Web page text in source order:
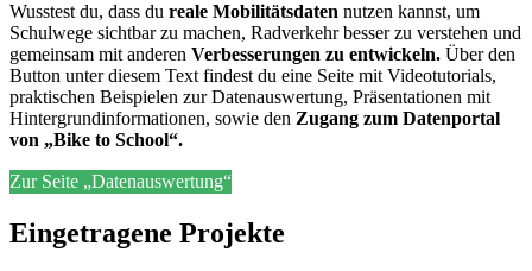
Wuss­test du, dass du rea­le Mo­bi­li­täts­da­ten nut­zen kannst, um
Schul­we­ge sicht­bar zu ma­chen, Rad­ver­kehr bes­ser zu ver­ste­hen und
ge­mein­sam mit an­de­ren Ver­bes­se­run­gen zu ent­wi­ckeln. Über den
But­ton un­ter die­sem Text fin­dest du eine Sei­te mit Vi­deo­tu­to­ri­als,
prak­ti­schen Bei­spie­len zur Da­ten­aus­wer­tung, Prä­sen­ta­tio­nen mit
Hin­ter­grund­in­for­ma­tio­nen, so­wie den Zu­gang zum Da­ten­por­tal
von „Bike to School“.
Zur Seite „Datenauswertung“
Ein­ge­tra­ge­ne Pro­jek­te